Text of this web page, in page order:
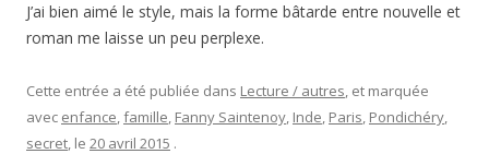
J’ai bien aimé le style, mais la forme bâtarde entre nouvelle et
roman me laisse un peu perplexe.
Cette entrée a été publiée dans Lecture / autres, et marquée
avec enfance,famille, Fanny Saintenoy, Inde, Paris, Pondichéry,
secret, le 20 avril 2015 .